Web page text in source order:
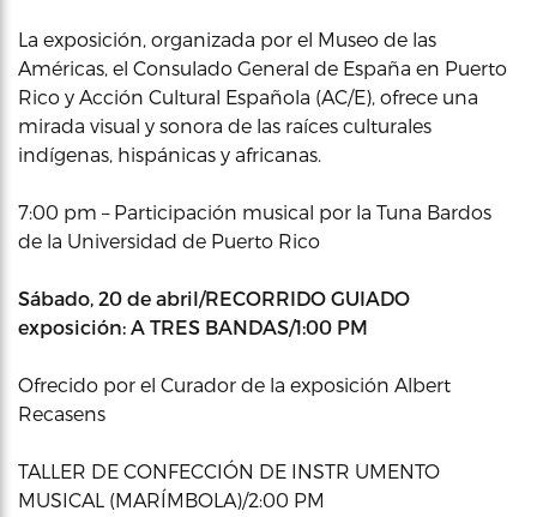
La exposición, organizada por el Museo de las
Américas, el Consulado General de España en Puerto
Rico y Acción Cultural Española (AC/E), ofrece una
mirada visual y sonora de las raíces culturales
indígenas, hispánicas y africanas.
7:00 pm – Participación musical por la Tuna Bardos
de la Universidad de Puerto Rico
Sábado, 20 de abril/RECORRIDO GUIADO
exposición: A TRES BANDAS/1:00 PM
Ofrecido por el Curador de la exposición Albert
Recasens
TALLER DE CONFECCIÓN DE INSTR UMENTO
MUSICAL (MARÍMBOLA)/2:00 PM